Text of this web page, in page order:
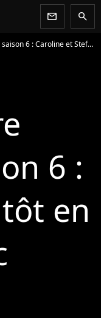
newsletter search
Caroline et Stefan enfin ensemble ?
6 :
en